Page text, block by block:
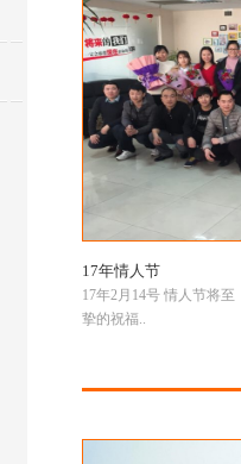
17年情人节
17年2月14号 情人节将
挚的祝福..